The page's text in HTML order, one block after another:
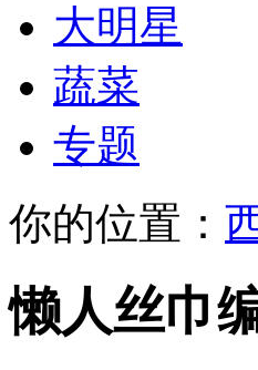
大明星
蔬菜
专题
你的位置：
懒人丝巾